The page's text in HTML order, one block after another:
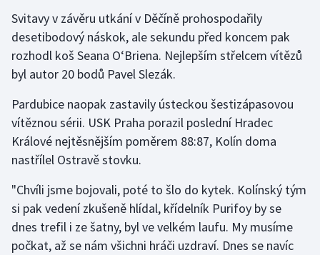
Florbal
Golf
Gymnastika
Házená
Jezdectví
Judo
Svitavy v závěru utkání v Děčíně prohospodařily
desetibodový náskok, ale sekundu před koncem pak
rozhodl koš Seana O‘Briena. Nejlepším střelcem vítězů
byl autor 20 bodů Pavel Slezák.
Pardubice naopak zastavily ústeckou šestizápasovou
vítěznou sérii. USK Praha porazil poslední Hradec
Králové nejtěsnějším poměrem 88:87, Kolín doma
nastřílel Ostravě stovku.
"Chvíli jsme bojovali, poté to šlo do kytek. Kolínský tým
si pak vedení zkušeně hlídal, křídelník Purifoy by se
dnes trefil i ze šatny, byl ve velkém laufu. My musíme
počkat, až se nám všichni hráči uzdraví. Dnes se navíc